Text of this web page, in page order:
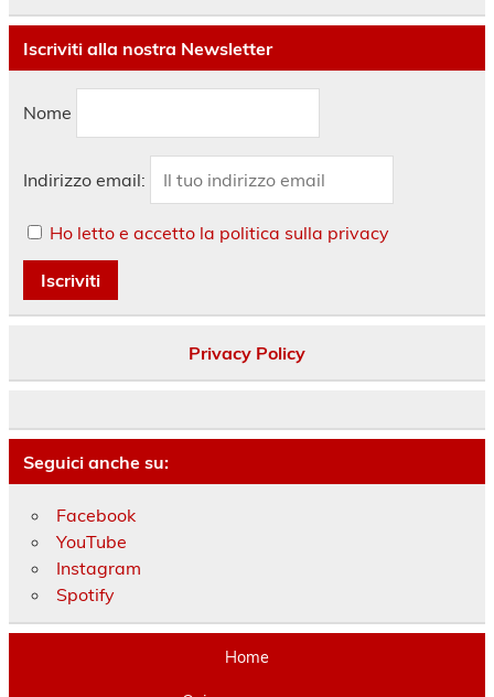
Iscriviti alla nostra Newsletter
Nome
Indirizzo email:
Ho letto e accetto la politica sulla privacy
Privacy Policy
Seguici anche su:
Facebook
YouTube
Instagram
Spotify
Home